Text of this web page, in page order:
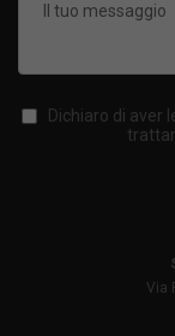
Dichiaro di aver
Via